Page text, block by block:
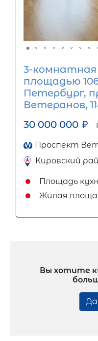
3-
площадью
Петербург,
Ветеранов,
30 000 000 ₽
Проспект
Кировский
Площадь
Жилая
Вы хотите
Да